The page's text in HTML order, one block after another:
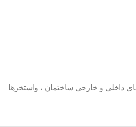
داخلی و خارجی ساختمان ، واستخرها